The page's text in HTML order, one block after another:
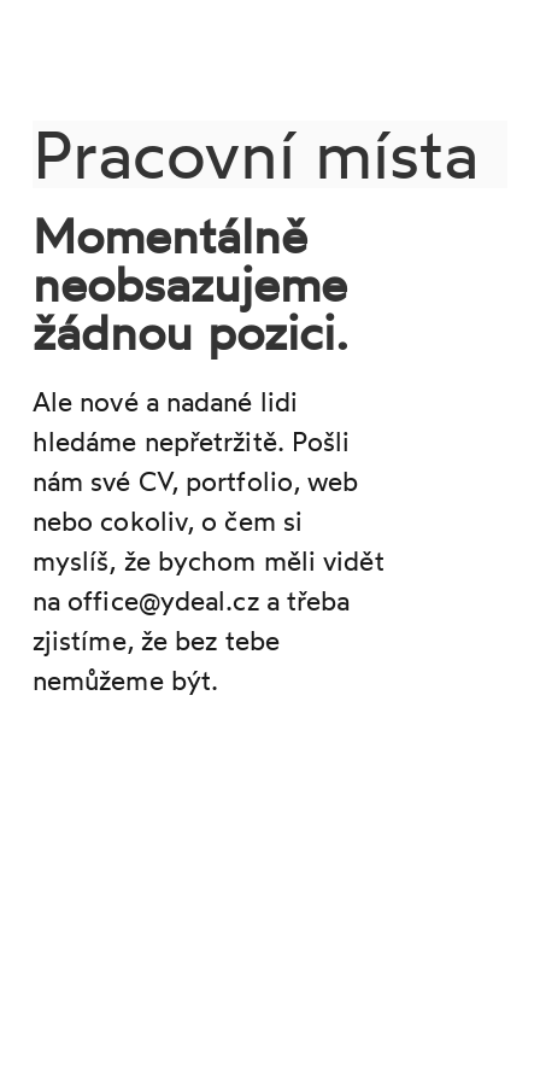
Pracovní místa
Momentálně
neobsazujeme
žádnou pozici.
Ale nové a nadané lidi
hledáme nepřetržitě. Pošli
nám své CV, portfolio, web
nebo cokoliv, o čem si
myslíš, že bychom měli vidět
na office@ydeal.cz a třeba
zjistíme, že bez tebe
nemůžeme být.